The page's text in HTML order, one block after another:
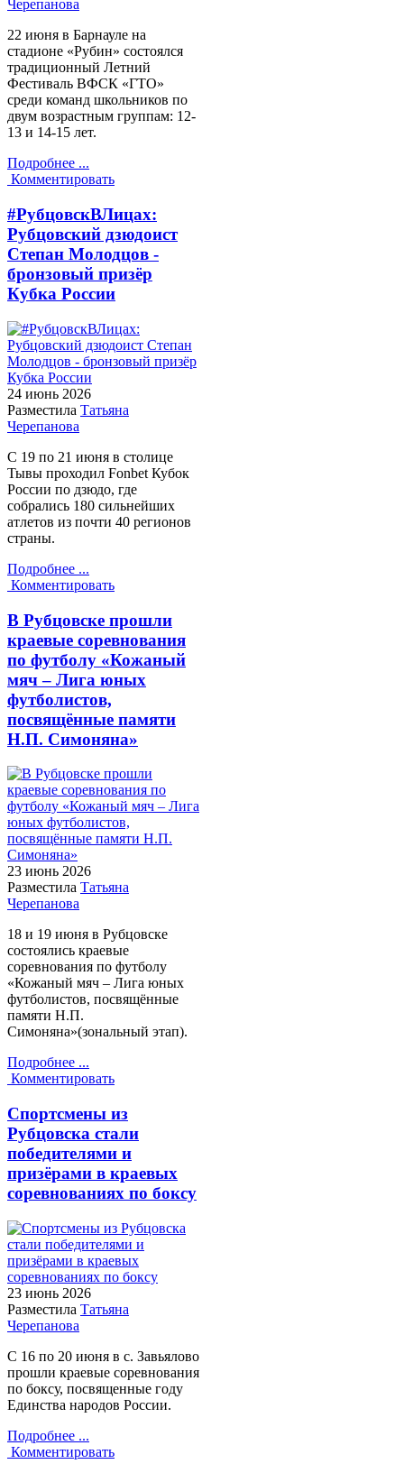
Черепанова
22 июня в Барнауле на
стадионе «Рубин» состоялся
традиционный Летний
Фестиваль ВФСК «ГТО»
среди команд школьников по
двум возрастным группам: 12-
13 и 14-15 лет.
Подробнее ...
Комментировать
#РубцовскВЛицах:
Рубцовский дзюдоист
Степан Молодцов -
бронзовый призёр
Кубка России
24 июнь 2026
Разместила Татьяна
Черепанова
С 19 по 21 июня в столице
Тывы проходил Fonbet Кубок
России по дзюдо, где
собрались 180 сильнейших
атлетов из почти 40 регионов
страны.
Подробнее ...
Комментировать
В Рубцовске прошли
краевые соревнования
по футболу «Кожаный
мяч – Лига юных
футболистов,
посвящённые памяти
Н.П. Симоняна»
23 июнь 2026
Разместила Татьяна
Черепанова
18 и 19 июня в Рубцовске
состоялись краевые
соревнования по футболу
«Кожаный мяч – Лига юных
футболистов, посвящённые
памяти Н.П.
Симоняна»(зональный этап).
Подробнее ...
Комментировать
Спортсмены из
Рубцовска стали
победителями и
призёрами в краевых
соревнованиях по боксу
23 июнь 2026
Разместила Татьяна
Черепанова
С 16 по 20 июня в с. Завьялово
прошли краевые соревнования
по боксу, посвященные году
Единства народов России.
Подробнее ...
Комментировать